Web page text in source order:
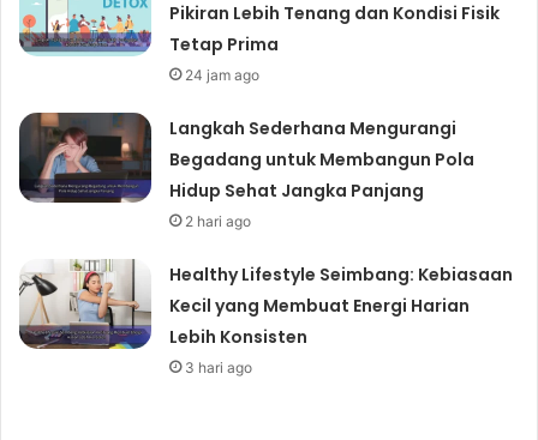
Pikiran Lebih Tenang dan Kondisi Fisik
Tetap Prima
24 jam ago
Langkah Sederhana Mengurangi
Begadang untuk Membangun Pola
Hidup Sehat Jangka Panjang
2 hari ago
Healthy Lifestyle Seimbang: Kebiasaan
Kecil yang Membuat Energi Harian
Lebih Konsisten
3 hari ago